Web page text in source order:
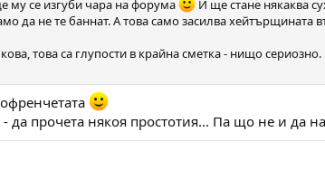
му се изгуби чара на форума
И ще стане някаква
да не те баннат. А това само засилва хейтърщината
това са глупости в крайна сметка - нищо
- да прочета някоя простотия... Па що не и да